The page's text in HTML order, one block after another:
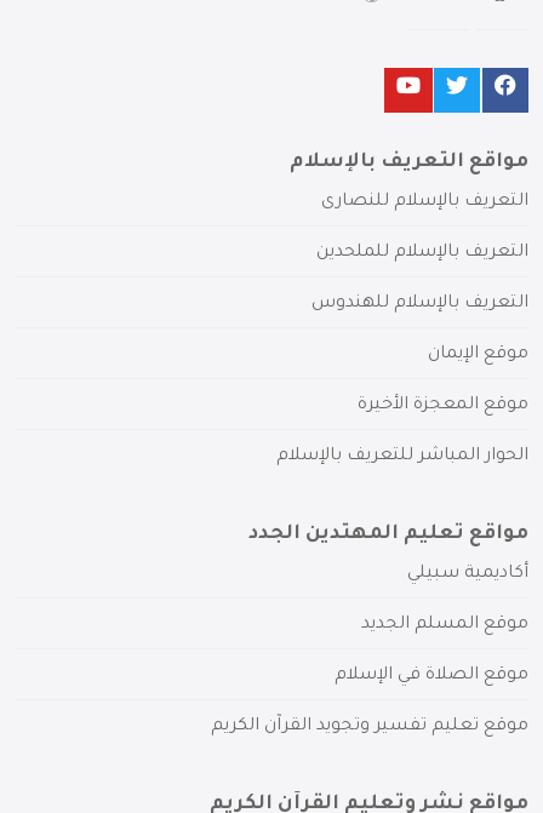
مواقع التعريف بالإسلام
التعريف بالإسلام للنصارى
التعريف بالإسلام للملحدين
التعريف بالإسلام للهندوس
موقع الإيمان
موقع المعجزة الأخيرة
الحوار المباشر للتعريف بالإسلام
مواقع تعليم المهتدين الجدد
أكاديمية سبيلي
موقع المسلم الجديد
موقع الصلاة في الإسلام
موقع تعليم تفسير وتجويد القرآن الكريم
مواقع نشر وتعليم القرآن الكريم